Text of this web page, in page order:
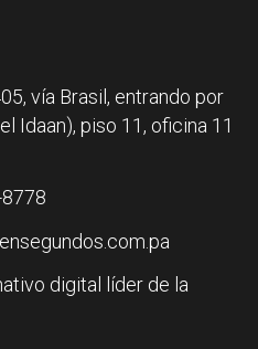
vía Brasil, entrando por
Idaan), piso 11, oficina 11
digital líder de la